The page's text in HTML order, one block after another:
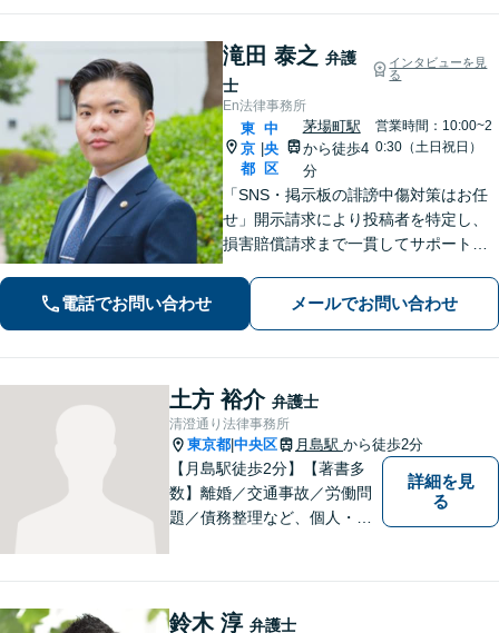
滝田 泰之 弁護
士
インタビューを見
る
En法律事務所
東
京
都
|
中
央
区
茅場町駅
から徒歩4
分
営業時間：10:00~2
0:30（土日祝日）
「SNS・掲示板の誹謗中傷対策はお任
せ」開示請求により投稿者を特定し、
損害賠償請求まで一貫してサポート
士：法的に難しい問題でも尽力」【初
回相談60分無料】【弁護士直通電話相
電話でお問い合わせ メールでお問い合わせ
土方 裕介 弁護士
清澄通り法律事務所
東京都 中央区 月島駅 から徒歩2分
【月島駅徒歩2分】【著書多
数】離婚／交通事故／労働問
題／債務整理など、個人・法
「リーズナブルな費用で高品
詳細を見
る
鈴木 淳 弁護士